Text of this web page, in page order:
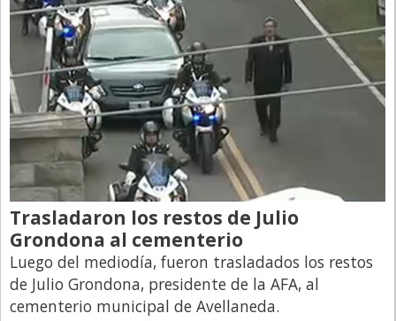
Trasladaron los restos de Julio
Grondona al cementerio
Luego del mediodía, fueron trasladados los restos
de Julio Grondona, presidente de la AFA, al
cementerio municipal de Avellaneda.